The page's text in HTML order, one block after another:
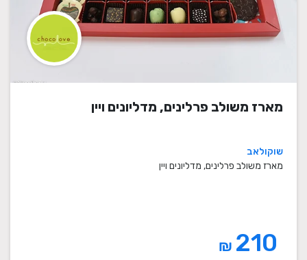
מארז משולב פרלינים, מדליונים ויין
שוקולאב
מארז משולב פרלינים, מדליונים ויין
₪